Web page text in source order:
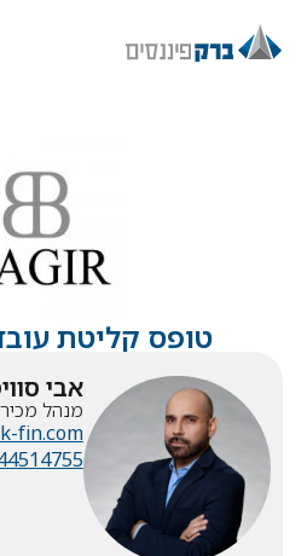
טופס קליטת
אבי
מנהל
fin.com